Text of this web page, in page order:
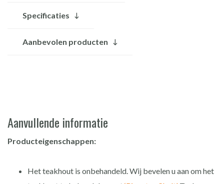
Specificaties
Aanbevolen producten
Aanvullende informatie
Producteigenschappen:
Het teakhout is onbehandeld. Wij bevelen u aan om het